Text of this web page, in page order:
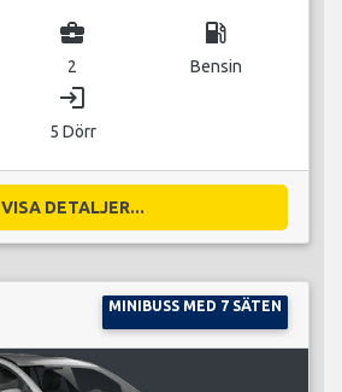
business_center
2
local_gas_station
Bensin
login
5 Dörr
VISA DETALJER...
MINIBUSS MED 7 SÄTEN